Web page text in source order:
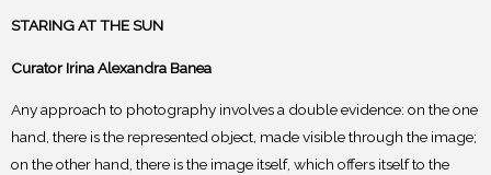
STARING AT THE SUN
Curator Irina Alexandra Banea
Any approach to photography involves a double evidence: on the one
hand, there is the represented object, made visible through the image;
on the other hand, there is the image itself, which offers itself to the